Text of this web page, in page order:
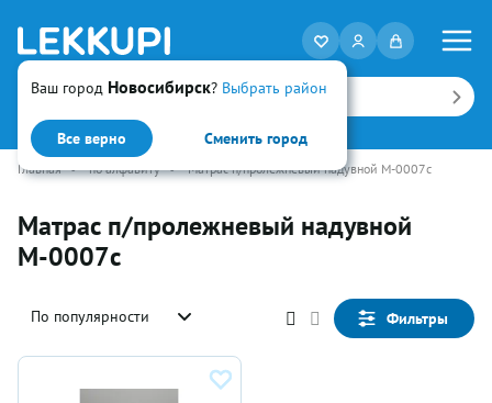
Ваш город Новосибирск? Выбрать район
Все верно Сменить город
Искать
Главная • по алфавиту • Матрас п/пролежневый надувной М-0007с
Матрас п/пролежневый надувной
М-0007с
По популярности Фильтры